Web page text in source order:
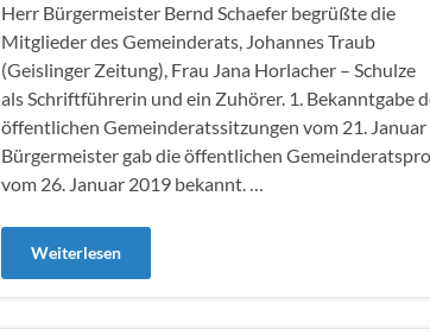
Herr Bürgermeister Bernd Schaefer begrüßte die
Mitglieder des Gemeinderats, Johannes Traub
(Geislinger Zeitung), Frau Jana Horlacher – Schulze
als Schriftführerin und ein Zuhörer. 1. Bekanntgabe
öffentlichen Gemeinderatssitzungen vom 21.
Bürgermeister gab die öffentlichen
vom 26. Januar 2019 bekannt. …
Weiterlesen